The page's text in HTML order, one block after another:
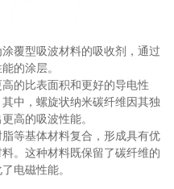
覆型吸波材料的吸收剂，通过
的涂层。
的比表面积和更好的导电性
中，螺旋状纳米碳纤维因其独
高的吸波性能。
等基体材料复合，形成具有优
。这种材料既保留了碳纤维的
电磁性能。